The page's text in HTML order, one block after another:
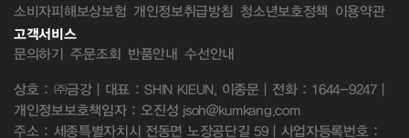
소비자피해보상보험 개인정보취급방침 청소년보호정책 이용약관
고객서비스
문의하기 주문조회 반품안내 수선안내
상호 : ㈜금강 | 대표 : SHIN KIEUN, 이종문 | 전화 : 1644-9247 |
개인정보보호책임자 : 오진성 jsoh@kumkang.com
주소 : 세종특별자치시 전동면 노장공단길 59 | 사업자등록번호 :